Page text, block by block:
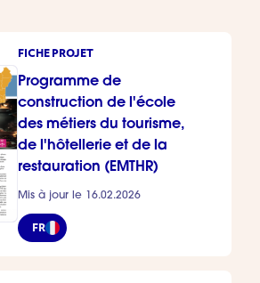
FICHE PROJET
Programme de
construction de l'école
des métiers du tourisme,
de l'hôtellerie et de la
restauration (EMTHR)
Mis à jour le 16.02.2026
FR